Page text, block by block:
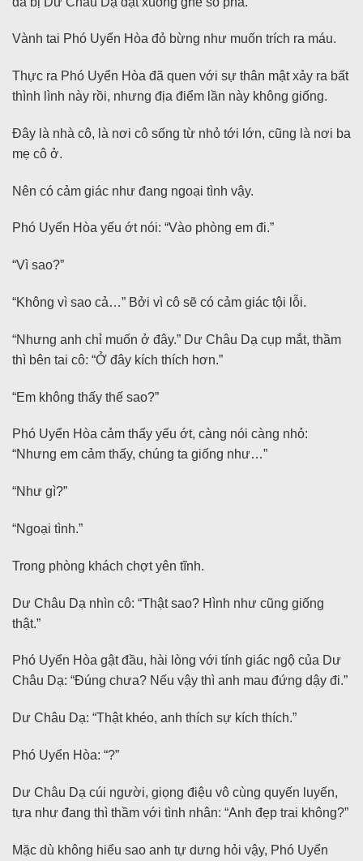
Vành tai Phó Uyển Hòa đỏ bừng như muốn trích ra máu.
Thực ra Phó Uyển Hòa đã quen với sự thân mật xảy ra bất
thình lình này rồi, nhưng địa điểm lần này không giống.
Đây là nhà cô, là nơi cô sống từ nhỏ tới lớn, cũng là nơi ba
mẹ cô ở.
Nên có cảm giác như đang ngoại tình vậy.
Phó Uyển Hòa yếu ớt nói: “Vào phòng em đi.”
“Vì sao?”
“Không vì sao cả…” Bởi vì cô sẽ có cảm giác tội lỗi.
“Nhưng anh chỉ muốn ở đây.” Dư Châu Dạ cụp mắt, thầm
thì bên tai cô: “Ở đây kích thích hơn.”
“Em không thấy thế sao?”
Phó Uyển Hòa cảm thấy yếu ớt, càng nói càng nhỏ:
“Nhưng em cảm thấy, chúng ta giống như…”
“Như gì?”
“Ngoại tình.”
Trong phòng khách chợt yên tĩnh.
Dư Châu Dạ nhìn cô: “Thật sao? Hình như cũng giống
thật.”
Phó Uyển Hòa gật đầu, hài lòng với tính giác ngộ của Dư
Châu Dạ: “Đúng chưa? Nếu vậy thì anh mau đứng dậy đi.”
Dư Châu Dạ: “Thật khéo, anh thích sự kích thích.”
Phó Uyển Hòa: “?”
Dư Châu Dạ cúi người, giọng điệu vô cùng quyến luyến,
tựa như đang thì thầm với tình nhân: “Anh đẹp trai không?”
Mặc dù không hiểu sao anh tự dưng hỏi vậy, Phó Uyển